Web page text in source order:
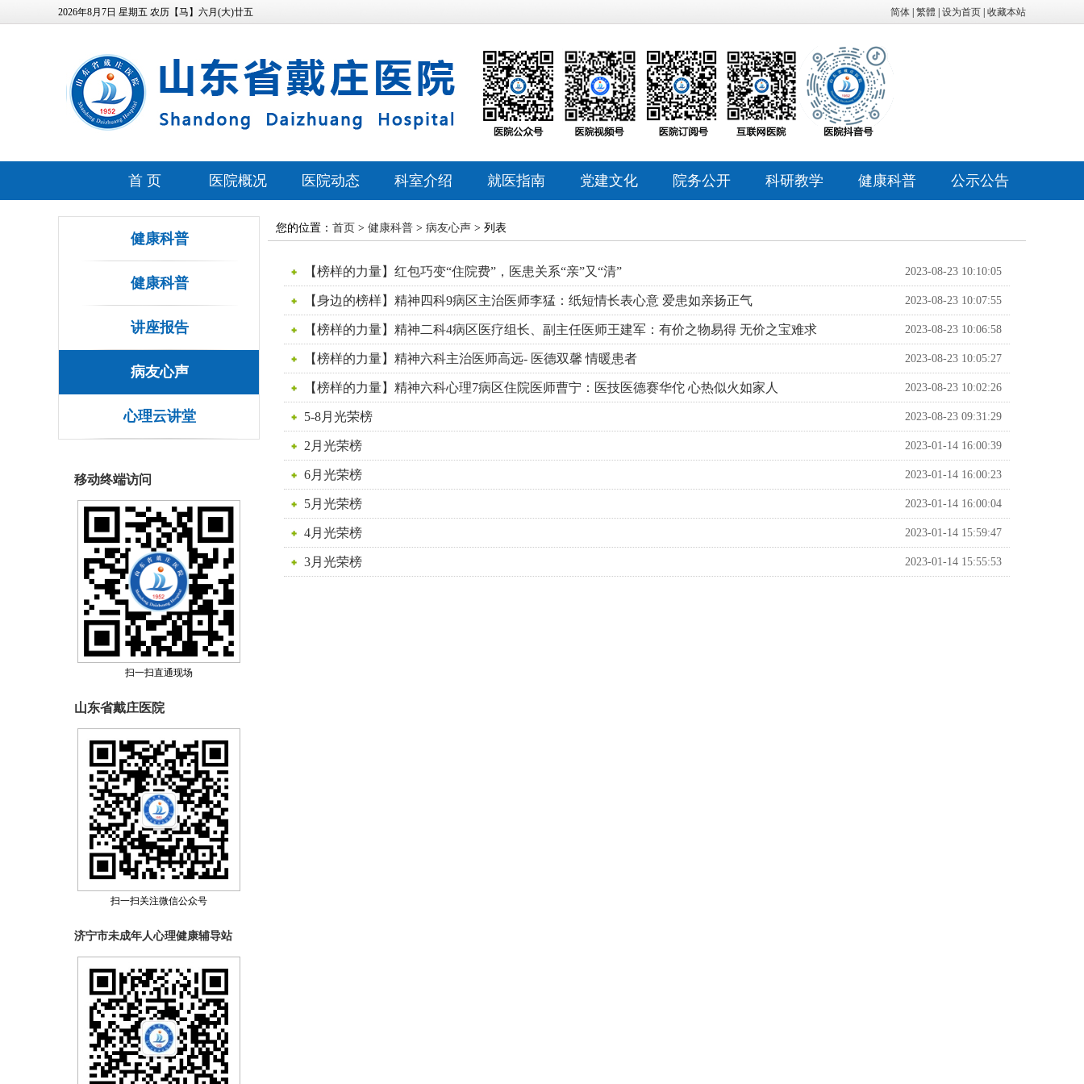
2026年8月7日 星期五 农历【马】六月(大)廿五 简体 繁體 设为首页 收藏本站
首 页 医院概况
医院简介
医院动态
媒体报道
视频专区
安全生产
科室介绍
心理健康中心
医技科室
研究团队
就医指南
预约挂号
门诊排班
就诊流程
药事咨询
医院布局
查询服务
党建文化
历史纪念馆
党建动态
巾帼文明岗
青年文明号
廉政建设
院务公开
信息公开
信访投诉
预算公开
科研教学
继续教育
住院医师规范化
国家药物临床试
健康科普
讲座报告
病友心声
心理云讲堂
公示公告
人事招聘
医疗技术公告
招标采购
健康科普
健康科普
讲座报告
病友心声
心理云讲堂
移动终端访问
扫一扫直通现场
山东省戴庄医院
扫一扫关注微信公众号
济宁市未成年人心理健康辅导站
您的位置： 首页 > 健康科普 > 病友心声 > 列表
2023-08-23 10:10:05
【榜样的力量】红包巧变“住院费”，医患关系“亲”又“清”
2023-08-23 10:07:55
【身边的榜样】精神四科9病区主治医师李猛：纸短情长表心意 爱患如亲扬正气
2023-08-23 10:06:58
【榜样的力量】精神二科4病区医疗组长、副主任医师王建军：有价之物易得 无价之宝难求
2023-08-23 10:05:27
【榜样的力量】精神六科主治医师高远- 医德双馨 情暖患者
2023-08-23 10:02:26
【榜样的力量】精神六科心理7病区住院医师曹宁：医技医德赛华佗 心热似火如家人
2023-08-23 09:31:29
5-8月光荣榜
2023-01-14 16:00:39
2月光荣榜
2023-01-14 16:00:23
6月光荣榜
2023-01-14 16:00:04
5月光荣榜
2023-01-14 15:59:47
4月光荣榜
2023-01-14 15:55:53
3月光荣榜